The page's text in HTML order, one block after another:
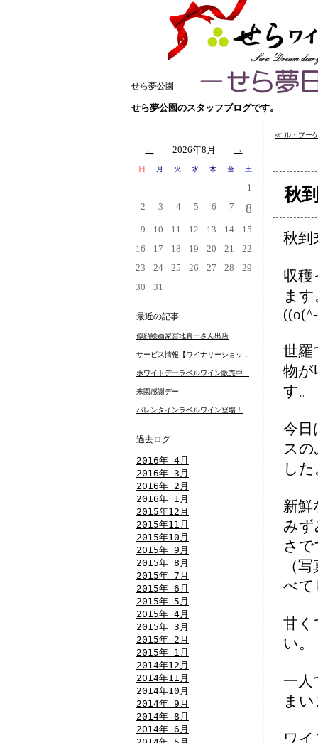
せら夢公園
せら夢公園のスタッフブログです。
← 2026年8月 →
日 月 火 水 木 金 土
1
2
3 4 5 6 7 8
9 10 11 12 13 14
15
16
17 18 19 20 21
22
23
24 25 26 27 28
29
30
31
最近の記事
似顔絵画家宮地真一さん出店
サービス情報【ワイナリーショッ ..
ホワイトデーラベルワイン販売中 ..
来園感謝デー
バレンタインラベルワイン登場！
過去ログ
2016年 4月
2016年 3月
2016年 2月
2016年 1月
2015年12月
2015年11月
2015年10月
2015年 9月
2015年 8月
2015年 7月
2015年 6月
2015年 5月
2015年 4月
2015年 3月
2015年 2月
2015年 1月
2014年12月
2014年11月
2014年10月
2014年 9月
2014年 8月
2014年 6月
≪ ル・ブー
秋
秋到
収
ます
世羅
物が
す。
今日
ス
した
新鮮
みず
さ
（
べて
甘く
い。
一人
ま
ワ